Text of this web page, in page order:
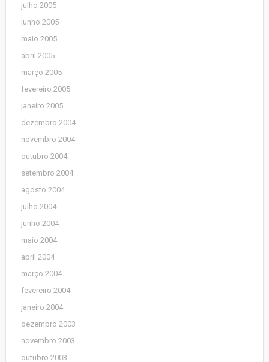
julho 2005
junho 2005
maio 2005
abril 2005
março 2005
fevereiro 2005
janeiro 2005
dezembro 2004
novembro 2004
outubro 2004
setembro 2004
agosto 2004
julho 2004
junho 2004
maio 2004
abril 2004
março 2004
fevereiro 2004
janeiro 2004
dezembro 2003
novembro 2003
outubro 2003